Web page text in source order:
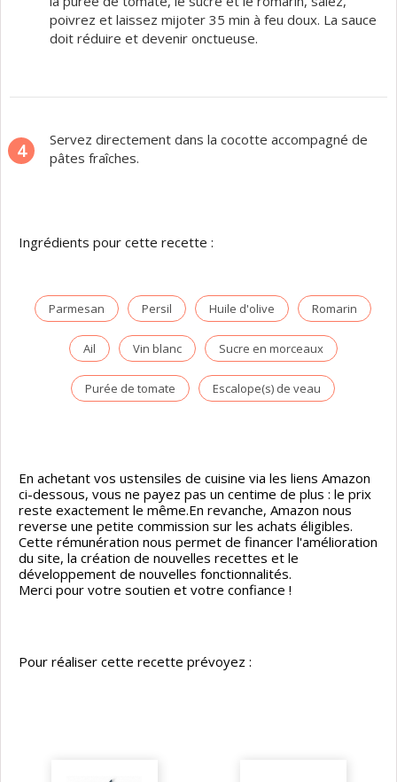
poivrez et laissez mijoter 35 min à feu doux. La sauce
doit réduire et devenir onctueuse.
4
Servez directement dans la cocotte accompagné de
pâtes fraîches.
Ingrédients pour cette recette :
Parmesan Persil Huile d'olive Romarin
Ail Vin blanc Sucre en morceaux
Purée de tomate Escalope(s) de veau
En achetant vos ustensiles de cuisine via les liens Amazon
ci-dessous, vous ne payez pas un centime de plus : le prix
reste exactement le même.En revanche, Amazon nous
reverse une petite commission sur les achats éligibles.
Cette rémunération nous permet de financer l'amélioration
du site, la création de nouvelles recettes et le
développement de nouvelles fonctionnalités.
Merci pour votre soutien et votre confiance !
Pour réaliser cette recette prévoyez :